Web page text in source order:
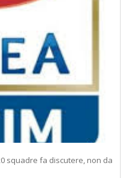
squadre fa discutere, non da